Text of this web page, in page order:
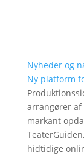
Nyheder og
Ny platform
arrangører af
markant
hidtidige